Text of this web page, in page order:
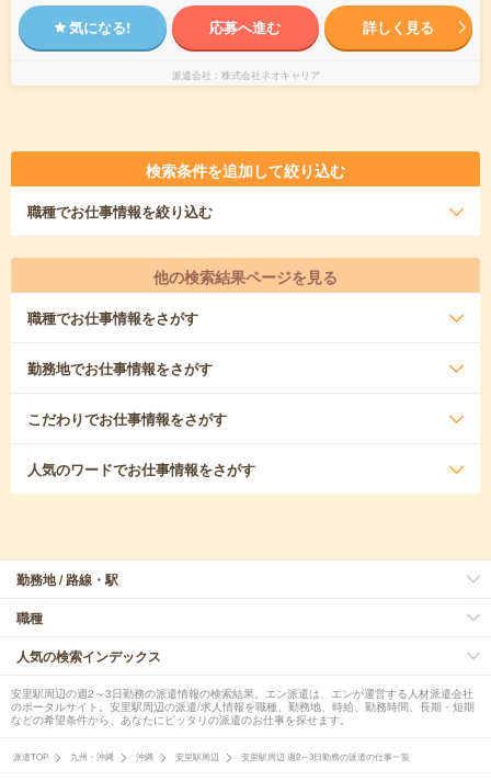
気になる! 応募へ進む 詳しく見る
派遣会社 株式会社ネオキャリア
検索条件を追加して絞り込む
職種でお仕事情報を絞り込む
他の検索結果ページを見る
職種でお仕事情報をさがす
勤務地でお仕事情報をさがす
こだわりでお仕事情報をさがす
人気のワードでお仕事情報をさがす
勤務地 / 路線・駅
職種
人気の検索インデックス
安里駅周辺の週2～3日勤務の派遣情報の検索結果。エン派遣は、エンが運営する人材派遣会社
のポータルサイト。安里駅周辺の派遣/求人情報を職種、勤務地、時給、勤務時間、長期・短期
などの希望条件から、あなたにピッタリの派遣のお仕事を探せます。
派遣TOP 九州・沖縄 沖縄 安里駅周辺 安里駅周辺 週2～3日勤務の派遣の仕事一覧